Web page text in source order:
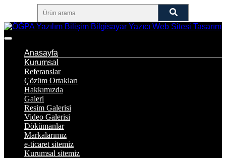
Anasayfa
Kurumsal
Referanslar
Çözüm Ortakları
Hakkımızda
Galeri
Resim Galerisi
Video Galerisi
Dökümanlar
Markalarımız
e-ticaret sitemiz
Kurumsal sitemiz